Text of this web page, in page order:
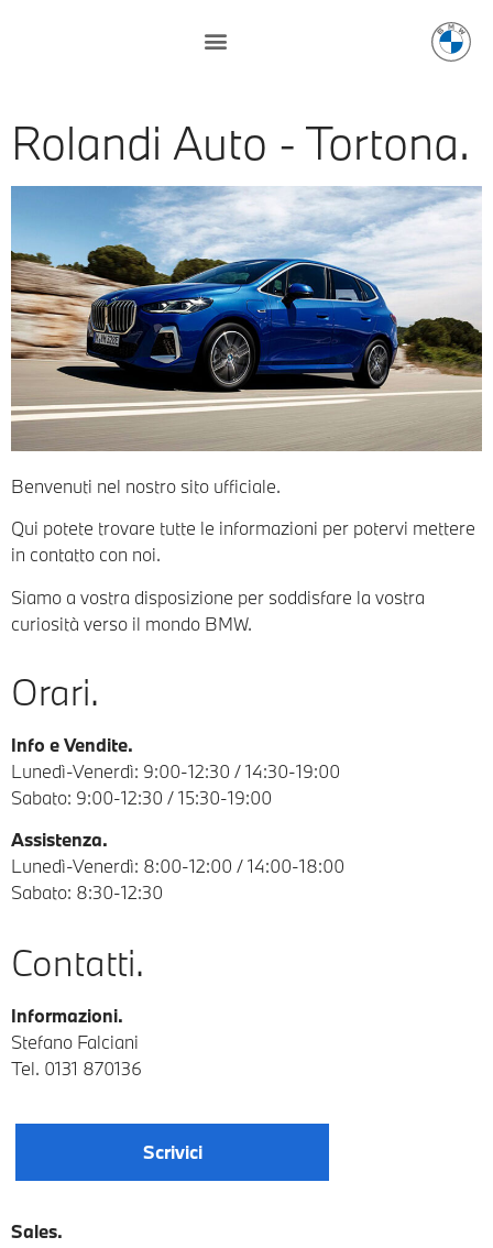
Rolandi Auto - Tortona.
Benvenuti nel nostro sito ufficiale.
Qui potete trovare tutte le informazioni per potervi mettere
in contatto con noi.
Siamo a vostra disposizione per soddisfare la vostra
curiosità verso il mondo BMW.
Orari.
Info e Vendite.
Lunedì-Venerdì: 9:00-12:30 / 14:30-19:00
Sabato: 9:00-12:30 / 15:30-19:00
Assistenza.
Lunedì-Venerdì: 8:00-12:00 / 14:00-18:00
Sabato: 8:30-12:30
Contatti.
Informazioni.
Stefano Falciani
Tel. 0131 870136
Scrivici
Sales.